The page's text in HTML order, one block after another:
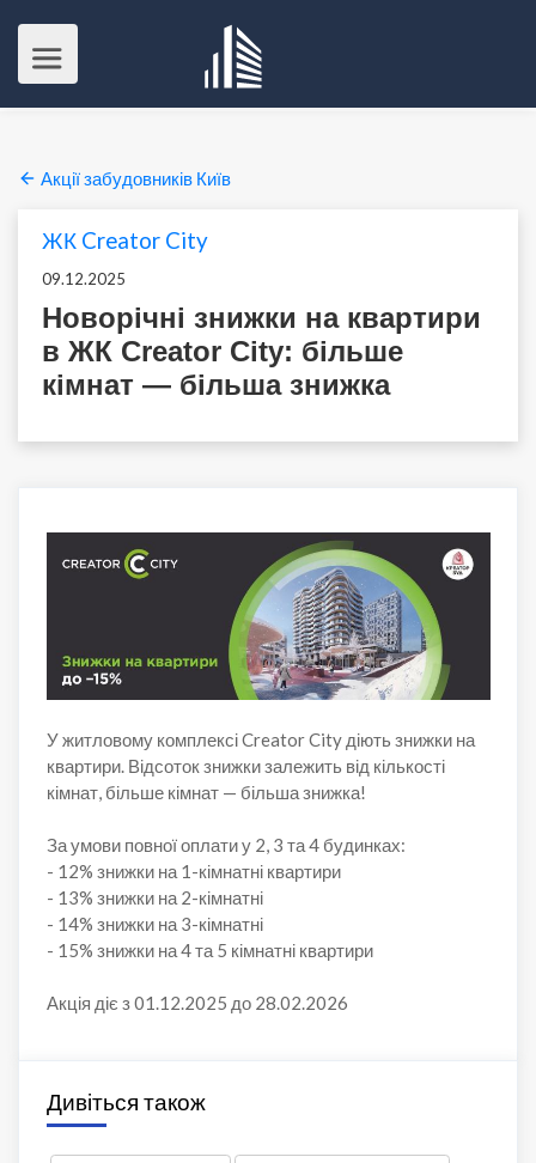
Акції забудовників Київ
ЖК Creator City
09.12.2025
Новорічні знижки на квартири
в ЖК Creator City: більше
кімнат — більша знижка
У житловому комплексі Creator City діють знижки на
квартири. Відсоток знижки залежить від кількості
кімнат, більше кімнат — більша знижка!
За умови повної оплати у 2, 3 та 4 будинках:
- 12% знижки на 1-кімнатні квартири
- 13% знижки на 2-кімнатні
- 14% знижки на 3-кімнатні
- 15% знижки на 4 та 5 кімнатні квартири
Акція діє з 01.12.2025 до 28.02.2026
Дивіться також